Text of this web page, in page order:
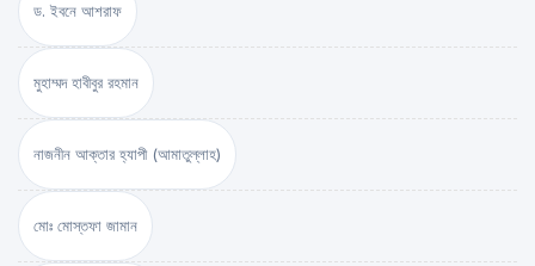
ড. ইবনে আশরাফ
মুহাম্মদ হাবীবুর রহমান
নাজনীন আক্তার হ্যাপী (আমাতুল্লাহ)
মোঃ মোস্তফা জামান